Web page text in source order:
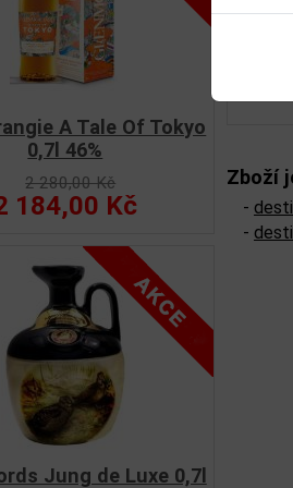
A Tale Of Tokyo
0,7l 46%
2 280,00 Kč
184,00 Kč
Jung de Luxe 0,7l
Zboží
-
-